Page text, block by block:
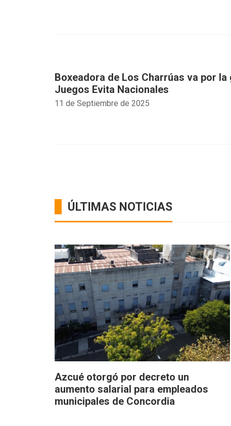
11 de Septiembre de 2025
Boxeadora de Los Charrúas va por la
Juegos Evita Nacionales
ÚLTIMAS NOTICIAS
Azcué otorgó por decreto un
aumento salarial para empleados
municipales de Concordia